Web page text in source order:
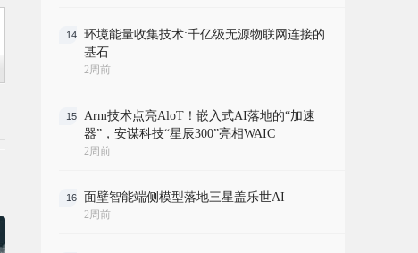
14
环境能量收集技术:千亿级无源物联网连接的
基石
2周前
15
Arm技术点亮AloT！嵌入式AI落地的“加速
器”，安谋科技“星辰300”亮相WAIC
2周前
16 面壁智能端侧模型落地三星盖乐世AI
2周前